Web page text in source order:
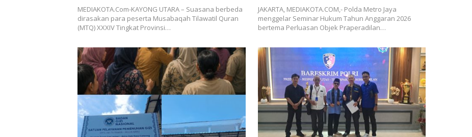
MEDIAKOTA.Com-KAYONG UTARA – Suasana berbeda
dirasakan para peserta Musabaqah Tilawatil Quran
(MTQ) XXXIV Tingkat Provinsi…
JAKARTA, MEDIAKOTA.COM,- Polda Metro Jaya
menggelar Seminar Hukum Tahun Anggaran 2026
bertema Perluasan Objek Praperadilan…